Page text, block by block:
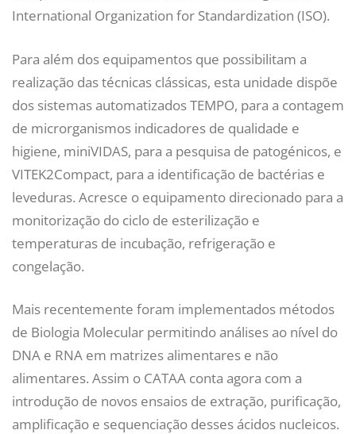
International Organization for Standardization (ISO).
Para além dos equipamentos que possibilitam a
realização das técnicas clássicas, esta unidade dispõe
dos sistemas automatizados TEMPO, para a contagem
de microrganismos indicadores de qualidade e
higiene, miniVIDAS, para a pesquisa de patogénicos, e
VITEK2Compact, para a identificação de bactérias e
leveduras. Acresce o equipamento direcionado para a
monitorização do ciclo de esterilização e
temperaturas de incubação, refrigeração e
congelação.
Mais recentemente foram implementados métodos
de Biologia Molecular permitindo análises ao nível do
DNA e RNA em matrizes alimentares e não
alimentares. Assim o CATAA conta agora com a
introdução de novos ensaios de extração, purificação,
amplificação e sequenciação desses ácidos nucleicos.